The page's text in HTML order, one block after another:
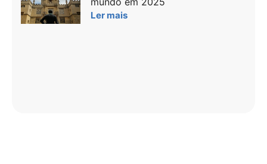
Ler mais